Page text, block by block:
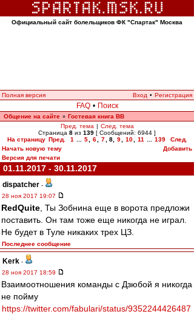
Официальный сайт болельщиков ФК "Спартак" Москва
Полная версия Вход • Регистрация
FAQ • Поиск
Общение на сайте » Гостевая книга ВВ
Пред. тема | След. тема
Страница 8 из 139 [ Сообщений: 6944 ]
На страницу Пред. 1 5 6 7 8, 9 10 11 139
След.
Начать новую тему
Добавить
Версия для печати
01.11.2017 - 30.11.2017
dispatcher -
28 ноя 2017 19:07
RedQuite , Ты Зобнина еще в ворота предложи
поставить. Он там тоже еще никогда не играл.
Не будет в Туле никаких трех ЦЗ.
Последнее сообщение
Kerk -
28 ноя 2017 18:59
Взаимоотношения команды с Дзюбой я никогда
не пойму
https://twitter.com/fabulari/status/9352244426487